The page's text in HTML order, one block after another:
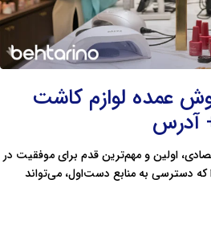
عمده لوازم کاشت
آدرس
اولین و مهم‌ترین قدم برای موفقیت در
دسترسی به منابع دست‌اول، می‌تواند